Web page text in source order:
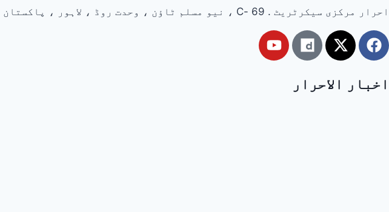
احرار مرکزی سیکرٹریٹ . 69 -C ، نیو مسلم ٹاؤن ، وحدت روڈ ، لاہور ، پاکستان
اخبار الاحرار